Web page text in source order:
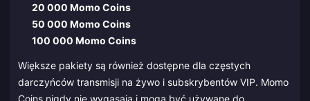
20 000 Momo Coins
50 000 Momo Coins
100 000 Momo Coins
Większe pakiety są również dostępne dla częstych
darczyńców transmisji na żywo i subskrybentów VIP. Momo